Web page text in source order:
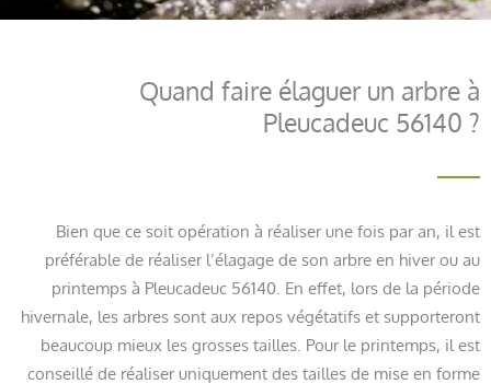
Quand faire élaguer un arbre à
Pleucadeuc 56140 ?
Bien que ce soit opération à réaliser une fois par an, il est
préférable de réaliser l’élagage de son arbre en hiver ou au
printemps à Pleucadeuc 56140. En effet, lors de la période
hivernale, les arbres sont aux repos végétatifs et supporteront
beaucoup mieux les grosses tailles. Pour le printemps, il est
conseillé de réaliser uniquement des tailles de mise en forme